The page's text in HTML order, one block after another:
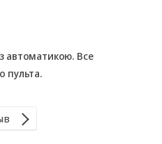
автоматикою. Все
пульта.